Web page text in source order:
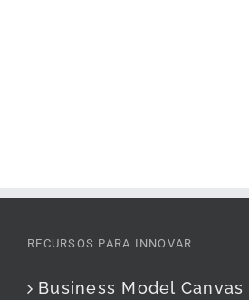
RECURSOS PARA INNOVAR
Business Model Canvas